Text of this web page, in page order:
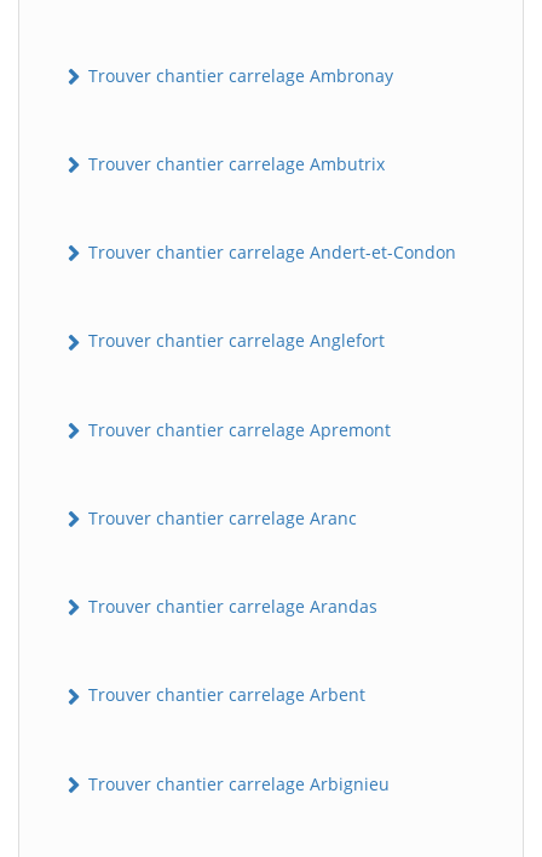
Trouver chantier carrelage Ambronay
Trouver chantier carrelage Ambutrix
Trouver chantier carrelage Andert-et-Condon
Trouver chantier carrelage Anglefort
Trouver chantier carrelage Apremont
Trouver chantier carrelage Aranc
Trouver chantier carrelage Arandas
Trouver chantier carrelage Arbent
Trouver chantier carrelage Arbignieu